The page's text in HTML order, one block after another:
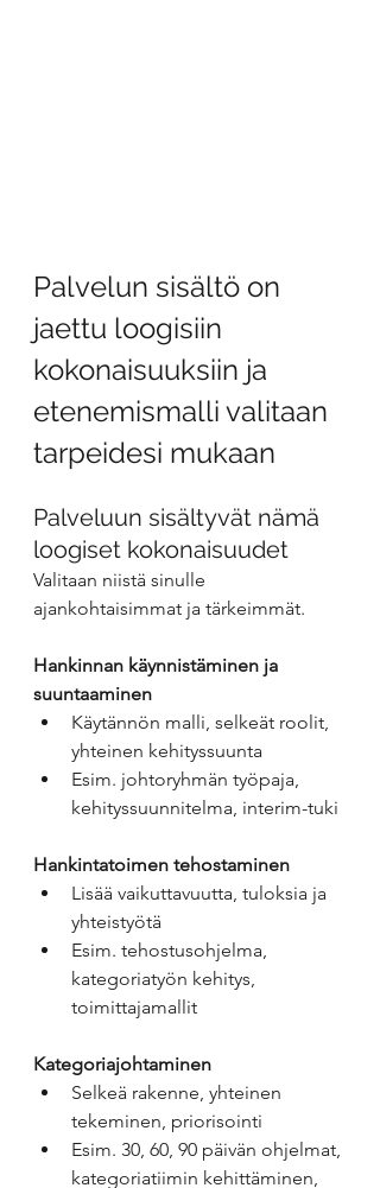
Palvelun sisältö on
jaettu loogisiin
kokonaisuuksiin ja
etenemismalli valitaan
tarpeidesi mukaan
Palveluun sisältyvät nämä
loogiset kokonaisuudet
Valitaan niistä sinulle
ajankohtaisimmat ja tärkeimmät.
Hankinnan käynnistäminen ja
suuntaaminen
Käytännön malli, selkeät roolit,
yhteinen kehityssuunta
Esim. johtoryhmän työpaja,
kehityssuunnitelma, interim-tuki
Hankintatoimen tehostaminen
Lisää vaikuttavuutta, tuloksia ja
yhteistyötä
Esim. tehostusohjelma,
kategoriatyön kehitys,
toimittajamallit
Kategoriajohtaminen
Selkeä rakenne, yhteinen
tekeminen, priorisointi
Esim. 30, 60, 90 päivän ohjelmat,
kategoriatiimin kehittäminen,